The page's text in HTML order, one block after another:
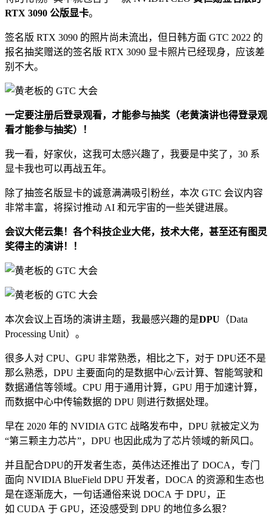
RTX 3090 公版显卡。
签名版 RTX 3090 的照片尚未流出，但日韩方面 GTC 2022 的
报名抽奖赠送的签名版 RTX 3090 显卡照片已经现身，应该差
别不大。
一定要注册后登录观看，才能参与抽奖（老黄演讲也得登录观
看才能参与抽奖）！
我一看，好家伙，这我可太感兴趣了，我要是中奖了，30 系
显卡我也可以再战五年。
除了抽签名版显卡的诚意满满吸引粉丝，本次 GTC 会议内容
非常丰富，将探讨推动 AI 和元宇宙的一些关键进展。
会议大佬云集！各个科技企业大佬，技术大佬，甚至还有图灵
奖得主的演讲！！
本次会议上百场的演讲主题，我最感兴趣的是DPU （Data
Processing Unit）。
很多人对 CPU、GPU 非常熟悉，相比之下，对于 DPU还不是
那么熟悉，DPU 主要面向的是数据中心/云计算、智能驾驶和
数据通信等领域。CPU 用于通用计算，GPU 用于加速计算，
而数据中心中传输数据的 DPU 则进行数据处理。
早在 2020 年的 NVIDIA GTC 战略发布中，DPU 就被定义为
“第三颗主力芯片”，DPU 也因此成为了芯片领域的新风口。
并且配合DPU的开发者生态，英伟达还推出了 DOCA，专门
面向 NVIDIA BlueField DPU 开发者，DOCA 的资源和生态也
是在逐渐庞大，一句话通俗来说 DOCA 于 DPU，正
如 CUDA 于 GPU，还没感受到 DPU 的地位多么狠？